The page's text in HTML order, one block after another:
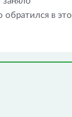
обратился в это